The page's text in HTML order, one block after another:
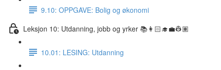
9.10: OPPGAVE: Bolig og økonomi
Leksjon 10: Utdanning, jobb og yrker 📚👩🏻‍🎓💼👷🏽
10.01: LESING: Utdanning